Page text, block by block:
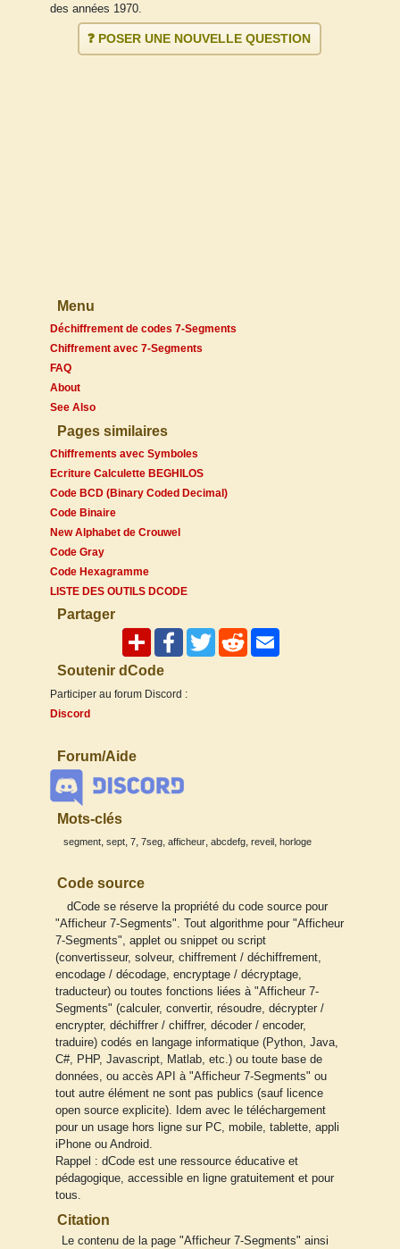
des années 1970.
❓ POSER UNE NOUVELLE QUESTION
Menu
Déchiffrement de codes 7-Segments
Chiffrement avec 7-Segments
FAQ
About
See Also
Pages similaires
Chiffrements avec Symboles
Ecriture Calculette BEGHILOS
Code BCD (Binary Coded Decimal)
Code Binaire
New Alphabet de Crouwel
Code Gray
Code Hexagramme
LISTE DES OUTILS DCODE
Partager
Soutenir dCode
Participer au forum Discord :
Discord
Forum/Aide
Mots-clés
segment, sept, 7, 7seg, afficheur, abcdefg, reveil , horloge
Code source
dCode se réserve la propriété du code source pour
"Afficheur 7-Segments". Tout algorithme pour "Afficheur
7-Segments", applet ou snippet ou script
(convertisseur, solveur, chiffrement / déchiffrement,
encodage / décodage, encryptage / décryptage,
traducteur) ou toutes fonctions liées à "Afficheur 7-
Segments" (calculer, convertir, résoudre, décrypter /
encrypter, déchiffrer / chiffrer, décoder / encoder,
traduire) codés en langage informatique (Python, Java,
C#, PHP, Javascript, Matlab, etc.) ou toute base de
données, ou accès API à "Afficheur 7-Segments" ou
tout autre élément ne sont pas publics (sauf licence
open source explicite). Idem avec le téléchargement
pour un usage hors ligne sur PC, mobile, tablette, appli
iPhone ou Android.
Rappel : dCode est une ressource éducative et
pédagogique, accessible en ligne gratuitement et pour
tous.
Citation
Le contenu de la page "Afficheur 7-Segments" ainsi